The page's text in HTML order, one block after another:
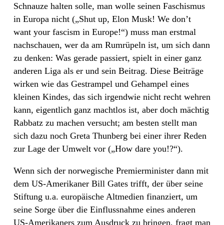
Schnauze halten solle, man wolle seinen Faschismus
in Europa nicht („Shut up, Elon Musk! We don’t
want your fascism in Europe!“) muss man erstmal
nachschauen, wer da am Rumrüpeln ist, um sich dann
zu denken: Was gerade passiert, spielt in einer ganz
anderen Liga als er und sein Beitrag. Diese Beiträge
wirken wie das Gestrampel und Gehampel eines
kleinen Kindes, das sich irgendwie nicht recht wehren
kann, eigentlich ganz machtlos ist, aber doch mächtig
Rabbatz zu machen versucht; am besten stellt man
sich dazu noch Greta Thunberg bei einer ihrer Reden
zur Lage der Umwelt vor („How dare you!?“).
Wenn sich der norwegische Premierminister dann mit
dem US-Amerikaner Bill Gates trifft, der über seine
Stiftung u.a. europäische Altmedien finanziert, um
seine Sorge über die Einflussnahme eines anderen
US-Amerikaners zum Ausdruck zu bringen, fragt man